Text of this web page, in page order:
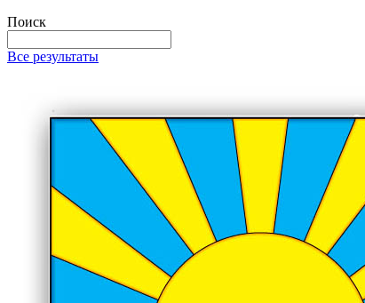
Поиск
Все результаты